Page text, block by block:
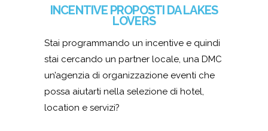
INCENTIVE PROPOSTI DA LAKES
LOVERS
Stai programmando un incentive e quindi
stai cercando un partner locale, una DMC
un’agenzia di organizzazione eventi che
possa aiutarti nella selezione di hotel,
location e servizi?